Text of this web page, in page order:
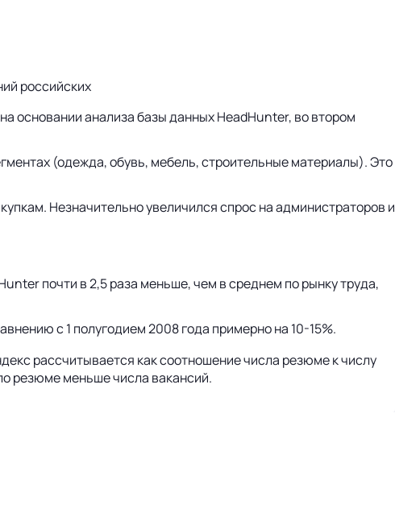
российских
основании анализа базы данных HeadHunter, во втором
(одежда, обувь, мебель, строительные материалы). Это
Незначительно увеличился спрос на администраторов и
почти в 2,5 раза меньше, чем в среднем по рынку труда,
с 1 полугодием 2008 года примерно на 10-15%.
рассчитывается как соотношение числа резюме к числу
резюме меньше числа вакансий.